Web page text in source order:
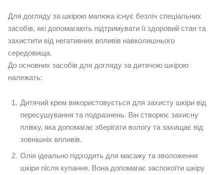
Для догляду за шкірою малюка існує безліч спеціальних
засобів, які допомагають підтримувати її здоровий стан та
захистити від негативних впливів навколишнього
середовища.
До основних засобів для догляду за дитячою шкірою
належать:
Дитячий крем використовується для захисту шкіри від
пересушування та подразнень. Він створює захисну
плівку, яка допомагає зберігати вологу та захищає від
зовнішніх впливів.
Олія ідеально підходить для масажу та зволоження
шкіри після купання. Вона допомагає заспокоїти шкіру